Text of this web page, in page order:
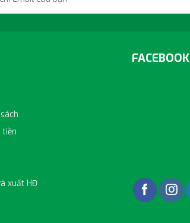
tiền
xuất HĐ
FACEBOOK